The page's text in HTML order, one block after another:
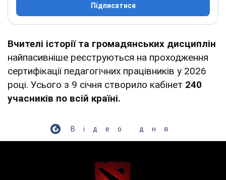
Підписатися
Вчителі історії та громадянських дисциплін
найпасивніше реєструються на проходження
сертифікації педагогічних працівників у 2026
році. Усього з 9 січня створило кабінет 240
учасників по всій країні.
Відео дня